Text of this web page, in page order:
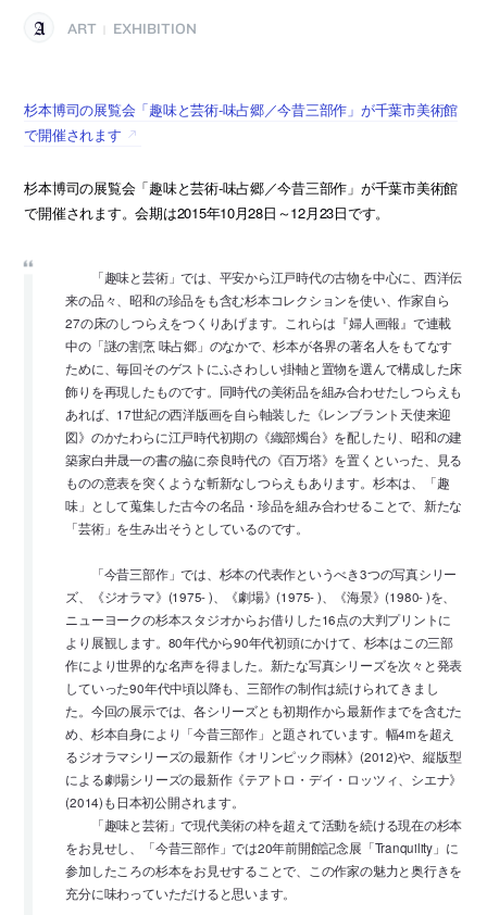
ART EXHIBITION
杉本博司の展覧会「趣味と芸術-味占郷／今昔三部作」が千葉市美術館
で開催されます
杉本博司の展覧会「趣味と芸術-味占郷／今昔三部作」が千葉市美術館
で開催されます。会期は2015年10月28日～12月23日です。
「趣味と芸術」では、平安から江戸時代の古物を中心に、西洋伝
来の品々、昭和の珍品をも含む杉本コレクションを使い、作家自ら
27の床のしつらえをつくりあげます。これらは『婦人画報』で連載
中の「謎の割烹 味占郷」のなかで、杉本が各界の著名人をもてなす
ために、毎回そのゲストにふさわしい掛軸と置物を選んで構成した床
飾りを再現したものです。同時代の美術品を組み合わせたしつらえも
あれば、17世紀の西洋版画を自ら軸装した《レンブラント天使来迎
図》のかたわらに江戸時代初期の《織部燭台》を配したり、昭和の建
築家白井晟一の書の脇に奈良時代の《百万塔》を置くといった、見る
ものの意表を突くような斬新なしつらえもあります。杉本は、「趣
味」として蒐集した古今の名品・珍品を組み合わせることで、新たな
「芸術」を生み出そうとしているのです。
「今昔三部作」では、杉本の代表作というべき3つの写真シリー
ズ、《ジオラマ》(1975- )、《劇場》(1975- )、《海景》(1980- )を、
ニューヨークの杉本スタジオからお借りした16点の大判プリントに
より展観します。80年代から90年代初頭にかけて、杉本はこの三部
作により世界的な名声を得ました。新たな写真シリーズを次々と発表
していった90年代中頃以降も、三部作の制作は続けられてきまし
た。今回の展示では、各シリーズとも初期作から最新作までを含むた
め、杉本自身により「今昔三部作」と題されています。幅4mを超え
るジオラマシリーズの最新作《オリンピック雨林》(2012)や、縦版型
による劇場シリーズの最新作《テアトロ・デイ・ロッツィ、シエナ》
(2014)も日本初公開されます。
「趣味と芸術」で現代美術の枠を超えて活動を続ける現在の杉本
をお見せし、「今昔三部作」では20年前開館記念展「Tranquility」に
参加したころの杉本をお見せすることで、この作家の魅力と奥行きを
充分に味わっていただけると思います。